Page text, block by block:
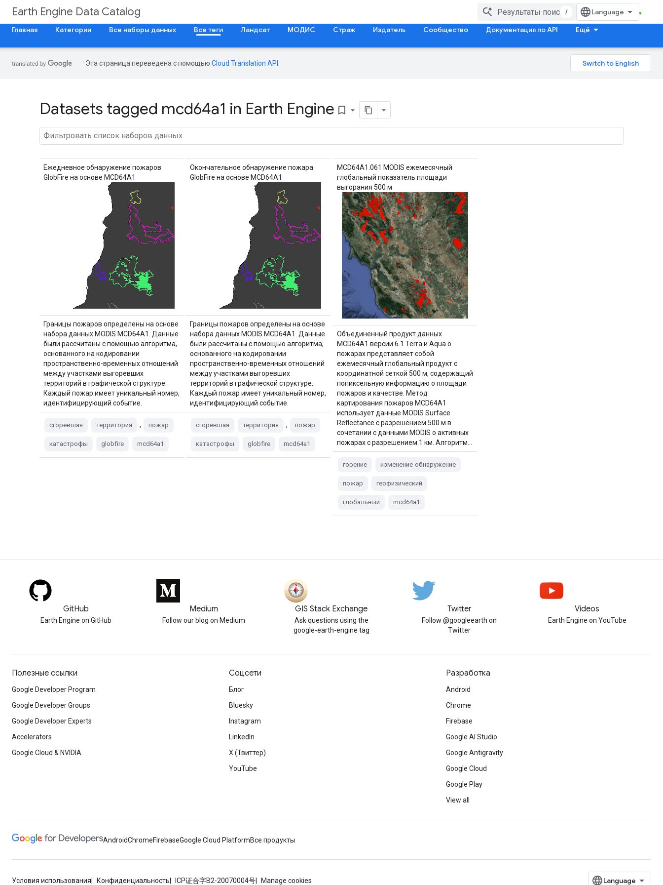
Earth Engine Data Catalog
/
Главная
Категории Все наборы данных Все теги Ландсат МОДИС Страж Издатель Сообщество Документация по API Ещё
Эта страница переведена с помощью Cloud Translation API
Datasets tagged mcd64a1 in Earth Engine bookmark_border
Ежедневное обнаружение пожаров
GlobFire на основе MCD64A1
Границы пожаров определены на основе
набора данных MODIS MCD64A1. Данные
были рассчитаны с помощью алгоритма,
основанного на кодировании
пространственно-временных отношений
между участками выгоревших
территорий в графической структуре.
Каждый пожар имеет уникальный номер,
идентифицирующий событие.
сгоревшая территория , пожар
катастрофы globfire mcd64a1
Окончательное обнаружение пожара
GlobFire на основе MCD64A1
Границы пожаров определены на основе
набора данных MODIS MCD64A1. Данные
были рассчитаны с помощью алгоритма,
основанного на кодировании
пространственно-временных отношений
между участками выгоревших
территорий в графической структуре.
Каждый пожар имеет уникальный номер,
идентифицирующий событие.
сгоревшая территория , пожар
катастрофы globfire mcd64a1
MCD64A1.061 MODIS ежемесячный
глобальный показатель площади
выгорания 500 м
Объединенный продукт данных
MCD64A1 версии 6.1 Terra и Aqua о
пожарах представляет собой
ежемесячный глобальный продукт с
координатной сеткой 500 м, содержащий
попиксельную информацию о площади
пожаров и качестве. Метод
картирования пожаров MCD64A1
использует данные MODIS Surface
Reflectance с разрешением 500 м в
сочетании с данными MODIS о активных
пожарах с разрешением 1 км. Алгоритм…
горение изменение-обнаружение
пожар геофизический
глобальный mcd64a1
GitHub
Earth Engine on GitHub
Medium
Follow our blog on Medium
GIS Stack Exchange
Ask questions using the
google-earth-engine tag
Twitter
Follow @googleearth on
Twitter
Videos
Earth Engine on YouTube
Полезные ссылки
Google Developer Program
Google Developer Groups
Google Developer Experts
Accelerators
Google Cloud & NVIDIA
Соцсети
Блог
Bluesky
Instagram
LinkedIn
X (Твиттер)
YouTube
Разработка
Android
Chrome
Firebase
Google AI Studio
Google Antigravity
Google Cloud
Google Play
View all
AndroidChromeFirebaseGoogle Cloud PlatformВсе продукты
Условия использования Конфиденциальность ICP证合字B2-20070004号 Manage cookies